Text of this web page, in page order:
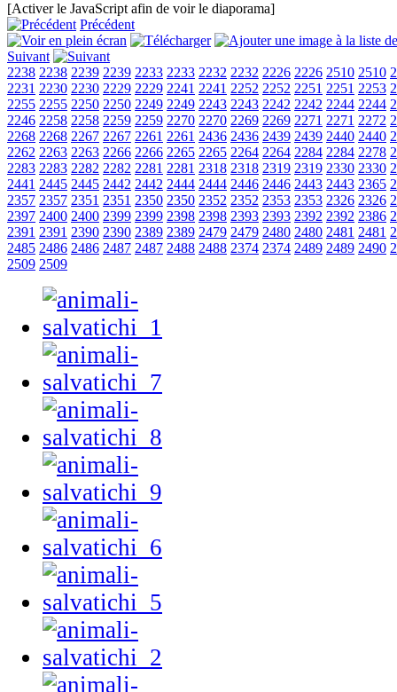
[Activer le JavaScript afin de voir le diaporama]
Précédent
Suivant
2238 2238 2239 2239 2233 2233 2232 2232 2226 2226 2510 2510
2231 2230 2230 2229 2229 2241 2241 2252 2252 2251 2251 2253
2255 2255 2250 2250 2249 2249 2243 2243 2242 2242 2244 2244
2246 2258 2258 2259 2259 2270 2270 2269 2269 2271 2271 2272
2268 2268 2267 2267 2261 2261 2436 2436 2439 2439 2440 2440
2262 2263 2263 2266 2266 2265 2265 2264 2264 2284 2284 2278
2283 2283 2282 2282 2281 2281 2318 2318 2319 2319 2330 2330
2441 2445 2445 2442 2442 2444 2444 2446 2446 2443 2443 2365
2357 2357 2351 2351 2350 2350 2352 2352 2353 2353 2326 2326
2397 2400 2400 2399 2399 2398 2398 2393 2393 2392 2392 2386
2391 2391 2390 2390 2389 2389 2479 2479 2480 2480 2481 2481
2485 2486 2486 2487 2487 2488 2488 2374 2374 2489 2489 2490
2509 2509